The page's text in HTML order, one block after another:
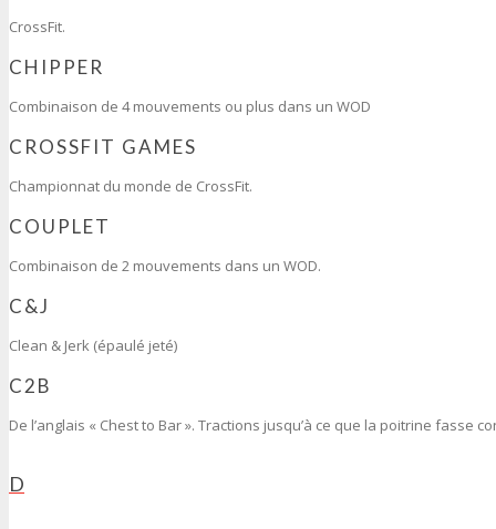
CrossFit.
CHIPPER
Combinaison de 4 mouvements ou plus dans un WOD
CROSSFIT GAMES
Championnat du monde de CrossFit.
COUPLET
Combinaison de 2 mouvements dans un WOD.
C&J
Clean & Jerk (épaulé jeté)
C2B
De l’anglais « Chest to Bar ». Tractions jusqu’à ce que la poitrine fasse
D